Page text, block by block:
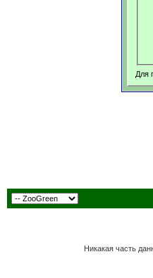
Для
Никакая часть